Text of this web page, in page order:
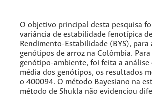
O objetivo principal desta pesquisa
variância de estabilidade fenotípica
Rendimento-Estabilidade (BYS),
genótipos de arroz na Colômbia.
genótipo-ambiente, foi feita a
média dos genótipos, os resultados
o 400094. O método Bayesiano na
método de Shukla não evidenciou